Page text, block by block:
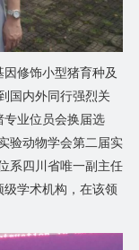
修饰小型猪育种及
国内外同行强烈关
专业位员会换届选
验动物学会第二届实
系四川省唯一副主任
学术机构，在该领